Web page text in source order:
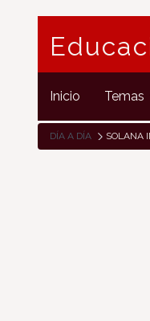
Inicio Temas
DÍA A DÍA SOLANA INAUGURA LA